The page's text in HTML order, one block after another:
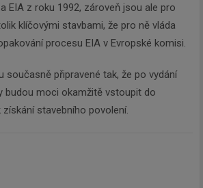
EIA z roku 1992, zároveň jsou ale pro
klíčovými stavbami, že pro ně vláda
procesu EIA v Evropské komisi.
současně připravené tak, že po vydání
budou moci okamžitě vstoupit do
stavebního povolení.